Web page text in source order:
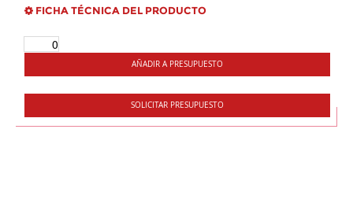
FICHA TÉCNICA DEL PRODUCTO
AÑADIR A PRESUPUESTO
SOLICITAR PRESUPUESTO